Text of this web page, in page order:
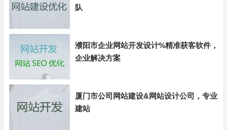
队
濮阳市企业网站开发设计%精准获客软件，
企业解决方案
厦门市公司网站建设&网站设计公司，专业
建站